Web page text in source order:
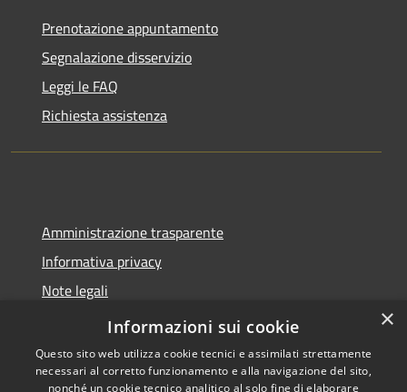
Prenotazione appuntamento
Segnalazione disservizio
Leggi le FAQ
Richiesta assistenza
Amministrazione trasparente
Informativa privacy
Note legali
Dichiarazione di accessibilità
×
Informazioni sui cookie
Questo sito web utilizza cookie tecnici e assimilati strettamente
necessari al corretto funzionamento e alla navigazione del sito,
nonché un cookie tecnico analitico al solo fine di elaborare